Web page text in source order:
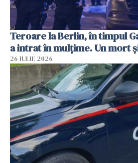
Teroare la Berlin, în timpul
a intrat în mulțime. Un mort
26 IULIE 2026